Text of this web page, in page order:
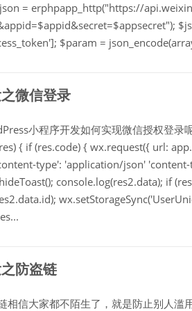
= erphpapp_http("https://
$param =
微信登录
小程序开发如何实现微信授权登录
{ if (res.code) { wx.request({ url:
type': 'application/json'
console.log(res2.data); if
防盗链
相信大家都不陌生了，就是防止别人滥